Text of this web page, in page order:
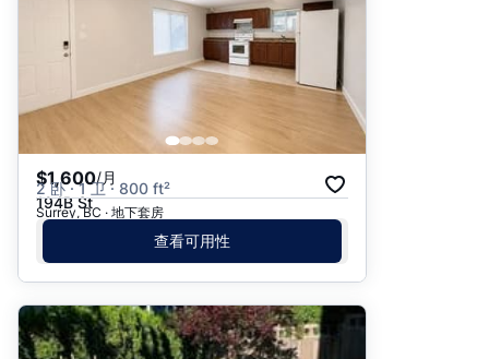
$1,600/月
2 卧 · 1 卫 · 800 ft²
194B St
Surrey, BC · 地下套房
查看可用性